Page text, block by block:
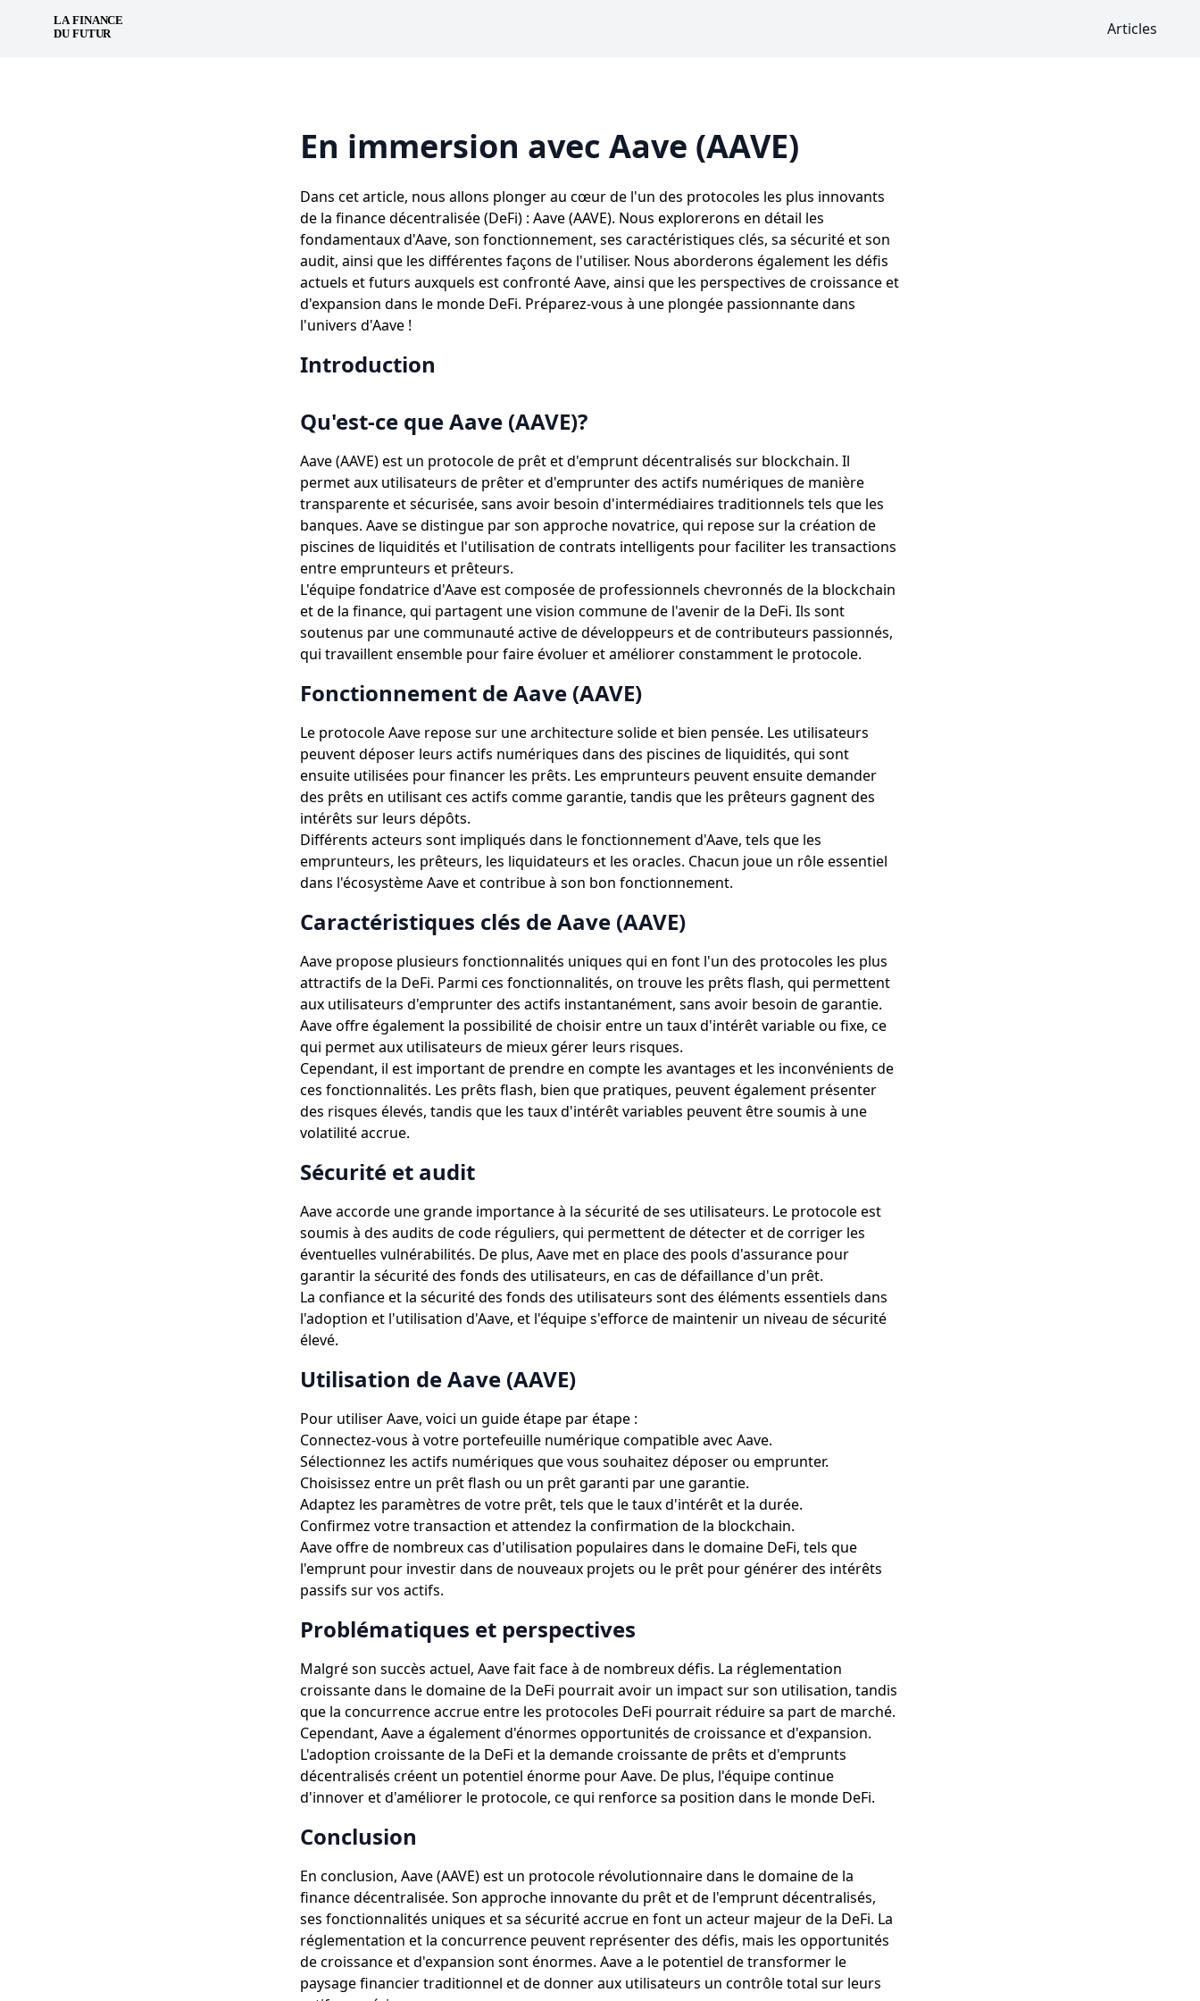
Articles
En immersion avec Aave (AAVE)
Dans cet article, nous allons plonger au cœur de l'un des protocoles les plus innovants
de la finance décentralisée (DeFi) : Aave (AAVE). Nous explorerons en détail les
fondamentaux d'Aave, son fonctionnement, ses caractéristiques clés, sa sécurité et son
audit, ainsi que les différentes façons de l'utiliser. Nous aborderons également les défis
actuels et futurs auxquels est confronté Aave, ainsi que les perspectives de croissance et
d'expansion dans le monde DeFi. Préparez-vous à une plongée passionnante dans
l'univers d'Aave !
Introduction
Qu'est-ce que Aave (AAVE)?
Aave (AAVE) est un protocole de prêt et d'emprunt décentralisés sur blockchain. Il
permet aux utilisateurs de prêter et d'emprunter des actifs numériques de manière
transparente et sécurisée, sans avoir besoin d'intermédiaires traditionnels tels que les
banques. Aave se distingue par son approche novatrice, qui repose sur la création de
piscines de liquidités et l'utilisation de contrats intelligents pour faciliter les transactions
entre emprunteurs et prêteurs.
L'équipe fondatrice d'Aave est composée de professionnels chevronnés de la blockchain
et de la finance, qui partagent une vision commune de l'avenir de la DeFi. Ils sont
soutenus par une communauté active de développeurs et de contributeurs passionnés,
qui travaillent ensemble pour faire évoluer et améliorer constamment le protocole.
Fonctionnement de Aave (AAVE)
Le protocole Aave repose sur une architecture solide et bien pensée. Les utilisateurs
peuvent déposer leurs actifs numériques dans des piscines de liquidités, qui sont
ensuite utilisées pour financer les prêts. Les emprunteurs peuvent ensuite demander
des prêts en utilisant ces actifs comme garantie, tandis que les prêteurs gagnent des
intérêts sur leurs dépôts.
Différents acteurs sont impliqués dans le fonctionnement d'Aave, tels que les
emprunteurs, les prêteurs, les liquidateurs et les oracles. Chacun joue un rôle essentiel
dans l'écosystème Aave et contribue à son bon fonctionnement.
Caractéristiques clés de Aave (AAVE)
Aave propose plusieurs fonctionnalités uniques qui en font l'un des protocoles les plus
attractifs de la DeFi. Parmi ces fonctionnalités, on trouve les prêts flash, qui permettent
aux utilisateurs d'emprunter des actifs instantanément, sans avoir besoin de garantie.
Aave offre également la possibilité de choisir entre un taux d'intérêt variable ou fixe, ce
qui permet aux utilisateurs de mieux gérer leurs risques.
Cependant, il est important de prendre en compte les avantages et les inconvénients de
ces fonctionnalités. Les prêts flash, bien que pratiques, peuvent également présenter
des risques élevés, tandis que les taux d'intérêt variables peuvent être soumis à une
volatilité accrue.
Sécurité et audit
Aave accorde une grande importance à la sécurité de ses utilisateurs. Le protocole est
soumis à des audits de code réguliers, qui permettent de détecter et de corriger les
éventuelles vulnérabilités. De plus, Aave met en place des pools d'assurance pour
garantir la sécurité des fonds des utilisateurs, en cas de défaillance d'un prêt.
La confiance et la sécurité des fonds des utilisateurs sont des éléments essentiels dans
l'adoption et l'utilisation d'Aave, et l'équipe s'efforce de maintenir un niveau de sécurité
élevé.
Utilisation de Aave (AAVE)
Pour utiliser Aave, voici un guide étape par étape :
Connectez-vous à votre portefeuille numérique compatible avec Aave.
Sélectionnez les actifs numériques que vous souhaitez déposer ou emprunter.
Choisissez entre un prêt flash ou un prêt garanti par une garantie.
Adaptez les paramètres de votre prêt, tels que le taux d'intérêt et la durée.
Confirmez votre transaction et attendez la confirmation de la blockchain.
Aave offre de nombreux cas d'utilisation populaires dans le domaine DeFi, tels que
l'emprunt pour investir dans de nouveaux projets ou le prêt pour générer des intérêts
passifs sur vos actifs.
Problématiques et perspectives
Malgré son succès actuel, Aave fait face à de nombreux défis. La réglementation
croissante dans le domaine de la DeFi pourrait avoir un impact sur son utilisation, tandis
que la concurrence accrue entre les protocoles DeFi pourrait réduire sa part de marché.
Cependant, Aave a également d'énormes opportunités de croissance et d'expansion.
L'adoption croissante de la DeFi et la demande croissante de prêts et d'emprunts
décentralisés créent un potentiel énorme pour Aave. De plus, l'équipe continue
d'innover et d'améliorer le protocole, ce qui renforce sa position dans le monde DeFi.
Conclusion
En conclusion, Aave (AAVE) est un protocole révolutionnaire dans le domaine de la
finance décentralisée. Son approche innovante du prêt et de l'emprunt décentralisés,
ses fonctionnalités uniques et sa sécurité accrue en font un acteur majeur de la DeFi. La
réglementation et la concurrence peuvent représenter des défis, mais les opportunités
de croissance et d'expansion sont énormes. Aave a le potentiel de transformer le
paysage financier traditionnel et de donner aux utilisateurs un contrôle total sur leurs